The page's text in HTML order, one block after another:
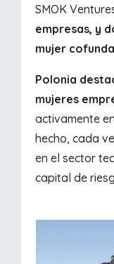
SMOK
empresas, y
mujer
Polonia
mujeres
activamente
hecho, cada
en el sector
capital de